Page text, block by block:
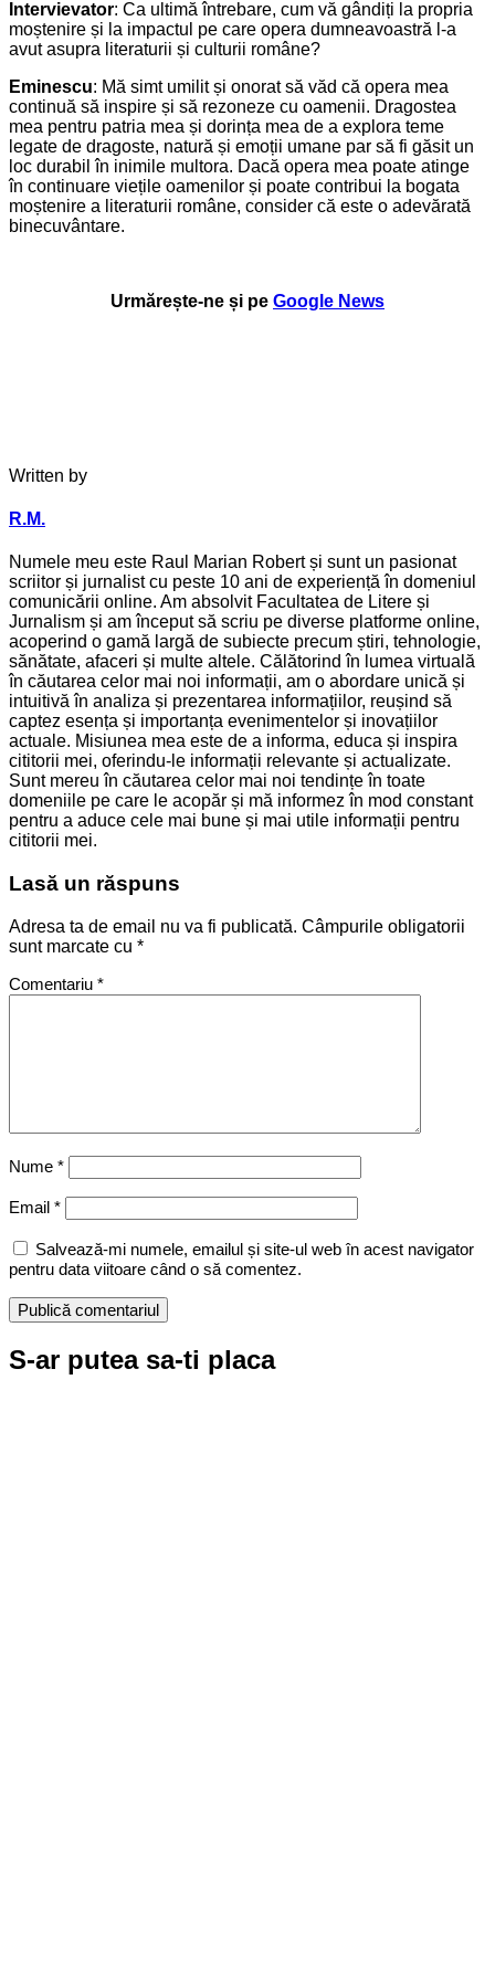
Intervievator: Ca ultimă întrebare, cum vă gândiți la propria
moștenire și la impactul pe care opera dumneavoastră l-a
avut asupra literaturii și culturii române?
Eminescu: Mă simt umilit și onorat să văd că opera mea
continuă să inspire și să rezoneze cu oamenii. Dragostea
mea pentru patria mea și dorința mea de a explora teme
legate de dragoste, natură și emoții umane par să fi găsit un
loc durabil în inimile multora. Dacă opera mea poate atinge
în continuare viețile oamenilor și poate contribui la bogata
moștenire a literaturii române, consider că este o adevărată
binecuvântare.
Urmărește-ne și pe Google News
Written by
R.M.
Numele meu este Raul Marian Robert și sunt un pasionat
scriitor și jurnalist cu peste 10 ani de experiență în domeniul
comunicării online. Am absolvit Facultatea de Litere și
Jurnalism și am început să scriu pe diverse platforme online,
acoperind o gamă largă de subiecte precum știri, tehnologie,
sănătate, afaceri și multe altele. Călătorind în lumea virtuală
în căutarea celor mai noi informații, am o abordare unică și
intuitivă în analiza și prezentarea informațiilor, reușind să
captez esența și importanța evenimentelor și inovațiilor
actuale. Misiunea mea este de a informa, educa și inspira
cititorii mei, oferindu-le informații relevante și actualizate.
Sunt mereu în căutarea celor mai noi tendințe în toate
domeniile pe care le acopăr și mă informez în mod constant
pentru a aduce cele mai bune și mai utile informații pentru
cititorii mei.
Lasă un răspuns
Adresa ta de email nu va fi publicată. Câmpurile obligatorii
sunt marcate cu *
Comentariu *
Nume *
Email *
Salvează-mi numele, emailul și site-ul web în acest navigator
pentru data viitoare când o să comentez.
S-ar putea sa-ti placa